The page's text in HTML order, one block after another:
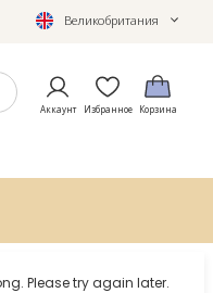
Великобритания
Аккаунт Избранное Корзина